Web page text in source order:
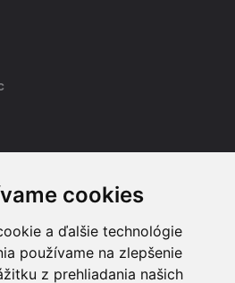
cookies
a ďalšie technológie
používame na zlepšenie
z prehliadania našich